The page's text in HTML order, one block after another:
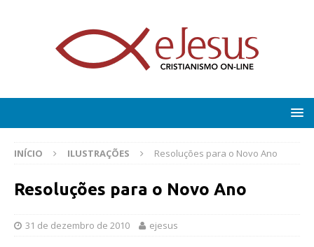
INÍCIO ILUSTRAÇÕES Resoluções para o Novo Ano
Resoluções para o Novo Ano
31 de dezembro de 2010 ejesus